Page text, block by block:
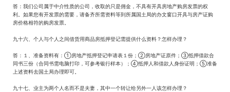
答：我们公司属于中介性质的公司，收取的只是佣金，不具有开具房地产购房发票的权
利。如果您有开发票的需要，请备齐所需资料等到所属国土局的办文窗口开具与房产证购
房价格相符的购房发票。
九十六、个人与个人之间借货用商品房抵押登记需提供什么资料？怎样办理？
答：１、准备资料有：①房地产抵押登记申请表１份；②房地产证原件；③抵押借款合
同书三份（合同书需电脑打印，可参考银行样本）；④抵押人和借款人身份证明；⑤准备
上述资料去国土局办理即可。
九十七、业主为两个人名而不是夫妻，其中一个转让给另外一人该怎样办理？